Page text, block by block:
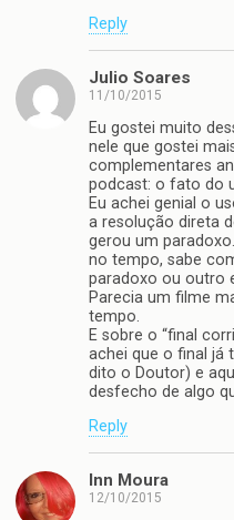
Reply
Julio Soares
11/10/2015
Eu gostei muito
nele que gostei
complementares
podcast: o fato do
Eu achei genial o
a resolução direta
gerou um
no tempo, sabe
paradoxo ou outro
Parecia um filme
tempo.
E sobre o “final
achei que o final já
dito o Doutor) e
desfecho de algo
Reply
Inn Moura
12/10/2015